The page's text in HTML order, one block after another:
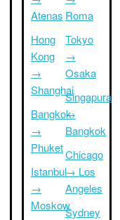
Atenas
Hong
Kong
→
Shanghai
Bangkok
→
Phuket
Istanbul
→
Moskow
Roma
Tokyo
→
Osaka
Singapura
→
Bangkok
Chicago
→ Los
Angeles
Sydney